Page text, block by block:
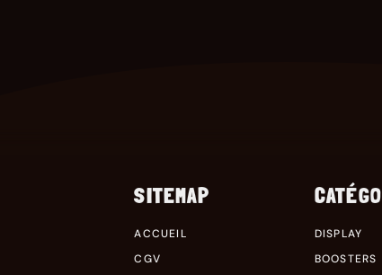
SITEMAP
ACCUEIL
CGV
DISPLAY
BOOSTERS